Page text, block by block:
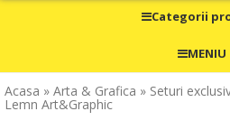
Categorii
MENIU
Acasa » Arta & Grafica » Seturi
Lemn Art&Graphic